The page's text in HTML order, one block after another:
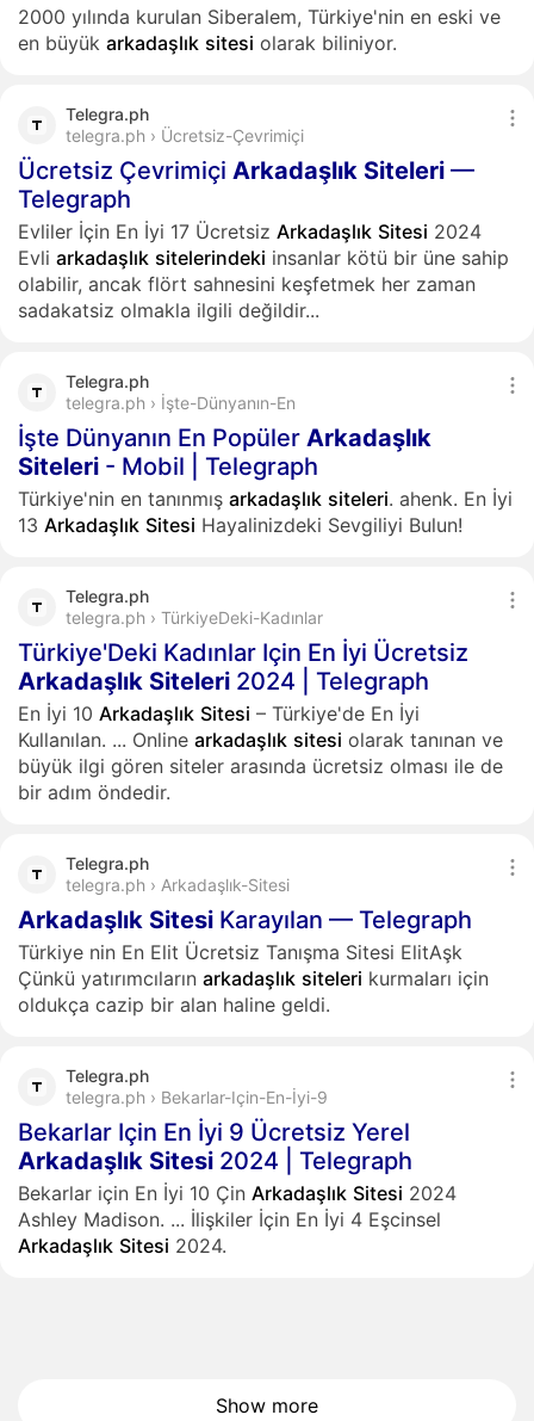
2000 yılında kurulan Siberalem, Türkiye'nin en eski ve
en büyük arkadaşlık sitesi olarak biliniyor.
Telegra.ph
telegra.ph › Ücretsiz-Çevrimiçi
Ücretsiz Çevrimiçi Arkadaşlık Siteleri —
Telegraph
Evliler İçin En İyi 17 Ücretsiz Arkadaşlık Sitesi 2024
Evli arkadaşlık sitelerindeki insanlar kötü bir üne sahip
olabilir, ancak flört sahnesini keşfetmek her zaman
sadakatsiz olmakla ilgili değildir...
Telegra.ph
telegra.ph › İşte-Dünyanın-En
İşte Dünyanın En Popüler Arkadaşlık
Siteleri - Mobil | Telegraph
Türkiye'nin en tanınmış arkadaşlık siteleri. ahenk. En İyi
13 Arkadaşlık Sitesi Hayalinizdeki Sevgiliyi Bulun!
Telegra.ph
telegra.ph › TürkiyeDeki-Kadınlar
Türkiye'Deki Kadınlar Için En İyi Ücretsiz
Arkadaşlık Siteleri 2024 | Telegraph
En İyi 10 Arkadaşlık Sitesi – Türkiye'de En İyi
Kullanılan. ... Online arkadaşlık sitesi olarak tanınan ve
büyük ilgi gören siteler arasında ücretsiz olması ile de
bir adım öndedir.
Telegra.ph
telegra.ph › Arkadaşlık-Sitesi
Arkadaşlık Sitesi Karayılan — Telegraph
Türkiye nin En Elit Ücretsiz Tanışma Sitesi ElitAşk
Çünkü yatırımcıların arkadaşlık siteleri kurmaları için
oldukça cazip bir alan haline geldi.
Telegra.ph
telegra.ph › Bekarlar-Için-En-İyi-9
Bekarlar Için En İyi 9 Ücretsiz Yerel
Arkadaşlık Sitesi 2024 | Telegraph
Bekarlar için En İyi 10 Çin Arkadaşlık Sitesi 2024
Ashley Madison. ... İlişkiler İçin En İyi 4 Eşcinsel
Arkadaşlık Sitesi 2024.
Show more